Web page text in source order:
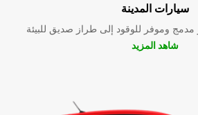
سيارات المدينة
وموفر للوقود إلى طراز صديق للبيئة
شاهد المزيد